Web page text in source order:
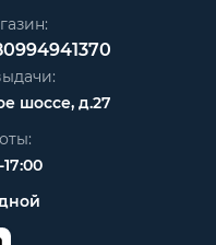
шоссе, д.27